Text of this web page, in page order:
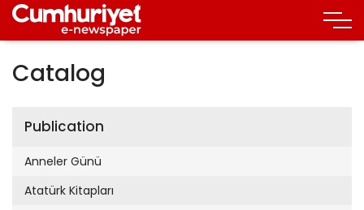
Catalog
Publication
Anneler Günü
Atatürk Kitapları